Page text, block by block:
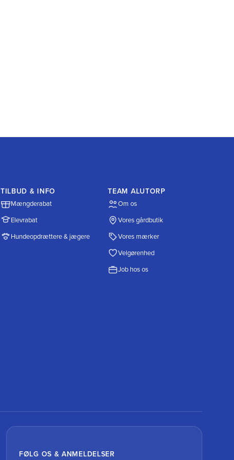
TILBUD & INFO
Mængderabat
Elevrabat
Hundeopdrættere & jægere
TEAM ALUTORP
Om os
Vores gårdbutik
Vores mærker
Velgørenhed
Job hos os
FØLG OS & ANMELDELSER